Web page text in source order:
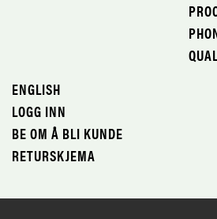
ENGLISH
LOGG INN
BE OM Å BLI KUNDE
RETURSKJEMA